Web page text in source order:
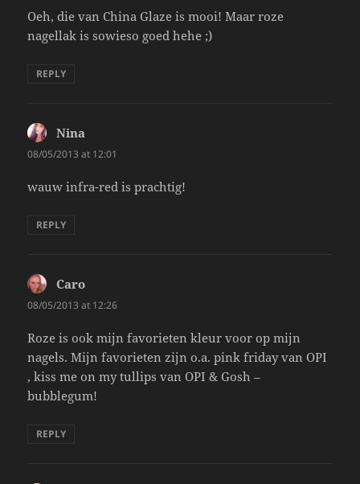
Oeh, die van China Glaze is mooi! Maar roze
nagellak is sowieso goed hehe ;)
REPLY
Nina
08/05/2013 at 12:01
wauw infra-red is prachtig!
REPLY
Caro
08/05/2013 at 12:26
Roze is ook mijn favorieten kleur voor op mijn
nagels. Mijn favorieten zijn o.a. pink friday van OPI
, kiss me on my tullips van OPI & Gosh –
bubblegum!
REPLY